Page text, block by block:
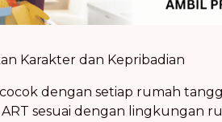
Karakter dan Kepribadian
dengan setiap rumah
sesuai dengan lingkungan